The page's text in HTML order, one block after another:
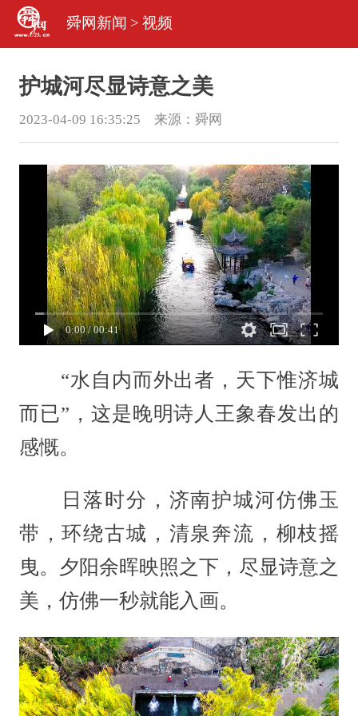
舜网新闻 > 视频
护城河尽显诗意之美
2023-04-09 16:35:25 来源： 舜网
0:00/00:41
“水自内而外出者，天下惟济城
而已”，这是晚明诗人王象春发出的
感慨。
日落时分，济南护城河仿佛玉
带，环绕古城，清泉奔流，柳枝摇
曳。夕阳余晖映照之下，尽显诗意之
美，仿佛一秒就能入画。